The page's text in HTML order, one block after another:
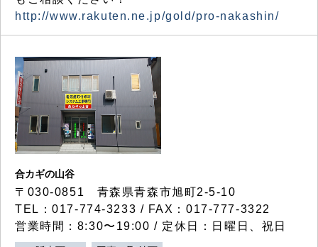
http://www.rakuten.ne.jp/gold/pro-nakashin/
合カギの山谷
〒030-0851 青森県青森市旭町2-5-10
TEL：017-774-3233 / FAX：017-777-3322
営業時間：8:30〜19:00 / 定休日：日曜日、祝日